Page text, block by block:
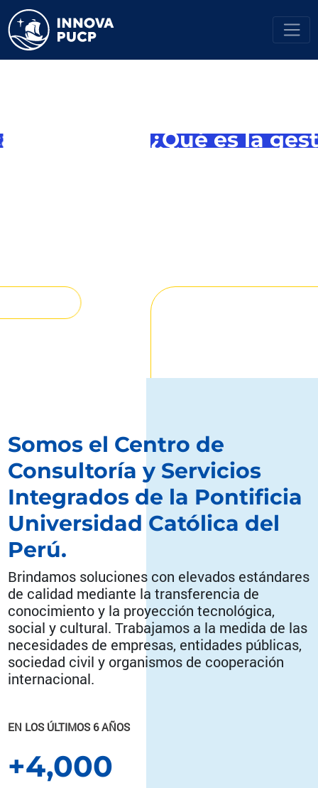
¿Qué es la gestión
Leer
Somos el Centro de
Consultoría y Servicios
Integrados de la Pontificia
Universidad Católica del
Perú.
Brindamos soluciones con elevados estándares
de calidad mediante la transferencia de
conocimiento y la proyección tecnológica,
social y cultural. Trabajamos a la medida de las
necesidades de empresas, entidades públicas,
sociedad civil y organismos de cooperación
internacional.
EN LOS ÚLTIMOS 6 AÑOS
+4,000